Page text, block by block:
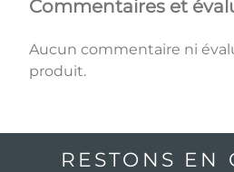
Commentaires et
Aucun commentaire ni
produit.
RESTONS EN